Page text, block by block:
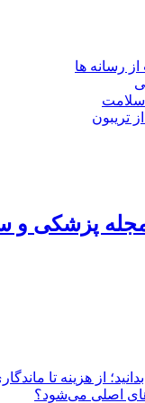
رسانه ها
سلامت
تریبون
پزشکی و
از هزینه تا
اصلی می‌شود؟